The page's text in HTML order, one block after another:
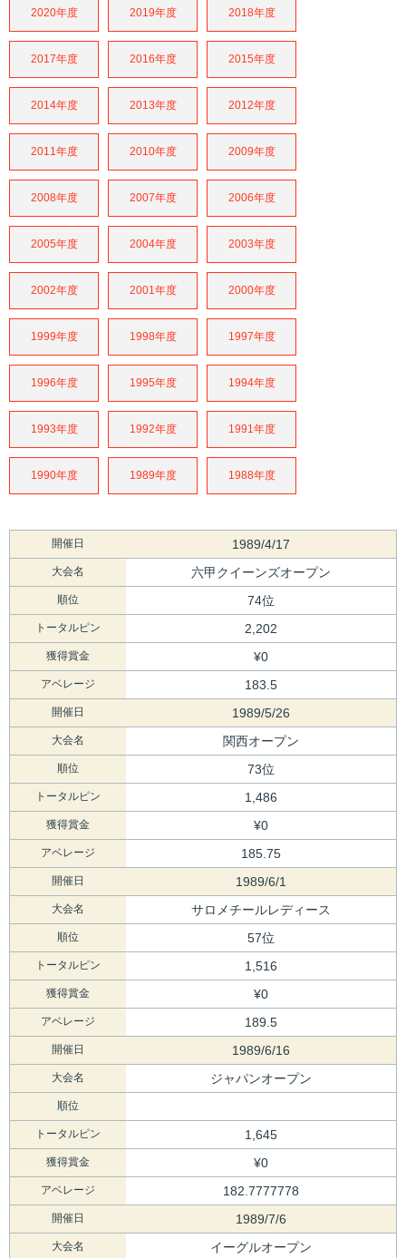
2020年度 2019年度 2018年度
2017年度 2016年度 2015年度
2014年度 2013年度 2012年度
2011年度 2010年度 2009年度
2008年度 2007年度 2006年度
2005年度 2004年度 2003年度
2002年度 2001年度 2000年度
1999年度 1998年度 1997年度
1996年度 1995年度 1994年度
1993年度 1992年度 1991年度
1990年度 1989年度 1988年度
開催日 1989/4/17
大会名 六甲クイーンズオープン
順位 74位
トータルピン 2,202
獲得賞金 ¥0
アベレージ 183.5
開催日 1989/5/26
大会名 関西オープン
順位 73位
トータルピン 1,486
獲得賞金 ¥0
アベレージ 185.75
開催日 1989/6/1
大会名 サロメチールレディース
順位 57位
トータルピン 1,516
獲得賞金 ¥0
アベレージ 189.5
開催日 1989/6/16
大会名 ジャパンオープン
順位
トータルピン 1,645
獲得賞金 ¥0
アベレージ 182.7777778
開催日 1989/7/6
大会名 イーグルオープン